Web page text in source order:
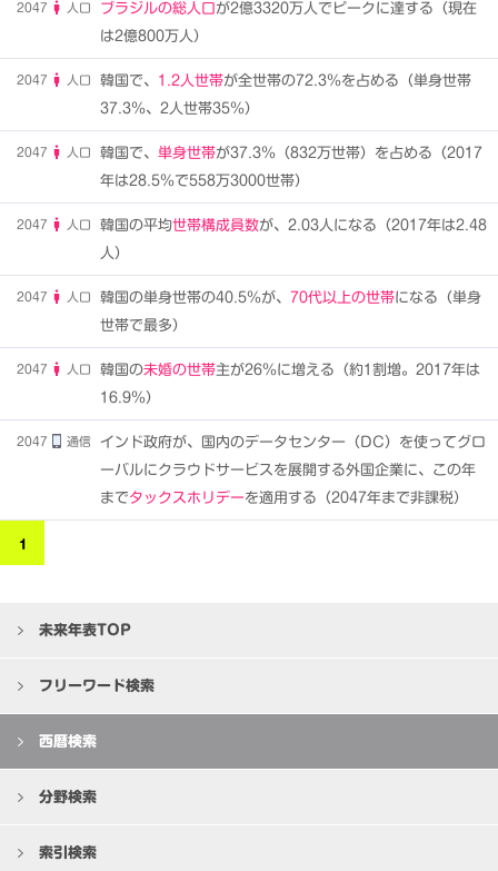
2047 人口 ブラジルの総人口が2億3320万人でピークに達する（現在
は2億800万人）
2047 人口 韓国で、 1.2人世帯が全世帯の72.3％を占める（単身世帯
37.3％、2人世帯35％）
2047 人口 韓国で、 単身世帯が37.3％（832万世帯）を占める（2017
年は28.5％で558万3000世帯）
2047 人口 韓国の平均世帯構成員数が、2.03人になる（2017年は2.48
人）
2047 人口 韓国の単身世帯の40.5％が、 70代以上の世帯になる（単身
世帯で最多）
2047 人口 韓国の未婚の世帯主が26％に増える（約1割増。2017年は
16.9％）
2047 通信
インド政府が、国内のデータセンター（DC）を使ってグロ
ーバルにクラウドサービスを展開する外国企業に、この年
までタックスホリデーを適用する（2047年まで非課税）
1
未来年表TOP
フリーワード検索
西暦検索
分野検索
索引検索